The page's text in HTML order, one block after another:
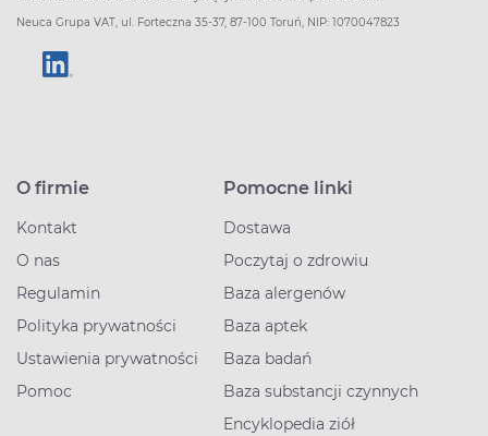
Neuca Grupa VAT, ul. Forteczna 35-37, 87-100 Toruń, NIP: 1070047823
O firmie
Kontakt
O nas
Regulamin
Polityka prywatności
Ustawienia prywatności
Pomoc
Pomocne linki
Dostawa
Poczytaj o zdrowiu
Baza alergenów
Baza aptek
Baza badań
Baza substancji czynnych
Encyklopedia ziół